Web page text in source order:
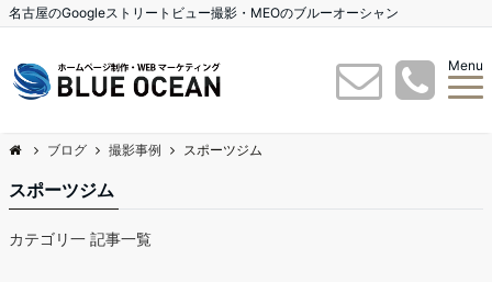
名古屋のGoogleストリートビュー撮影・MEOのブルーオーシャン
Menu
ブログ 撮影事例 スポーツジム
スポーツジム
カテゴリ一 記事一覧